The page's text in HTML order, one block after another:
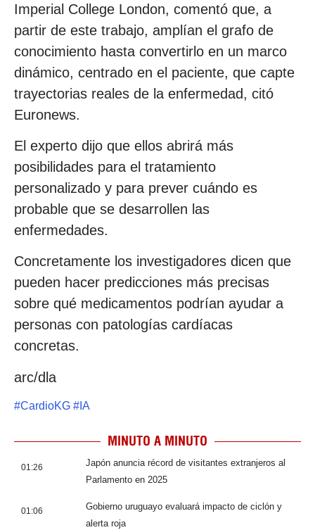
Imperial College London, comentó que, a
partir de este trabajo, amplían el grafo de
conocimiento hasta convertirlo en un marco
dinámico, centrado en el paciente, que capte
trayectorias reales de la enfermedad, citó
Euronews.
El experto dijo que ellos abrirá más
posibilidades para el tratamiento
personalizado y para prever cuándo es
probable que se desarrollen las
enfermedades.
Concretamente los investigadores dicen que
pueden hacer predicciones más precisas
sobre qué medicamentos podrían ayudar a
personas con patologías cardíacas
concretas.
arc/dla
#CardioKG # IA
MINUTO A MINUTO
01:26
Japón anuncia récord de visitantes extranjeros al
Parlamento en 2025
01:06
Gobierno uruguayo evaluará impacto de ciclón y
alerta roja